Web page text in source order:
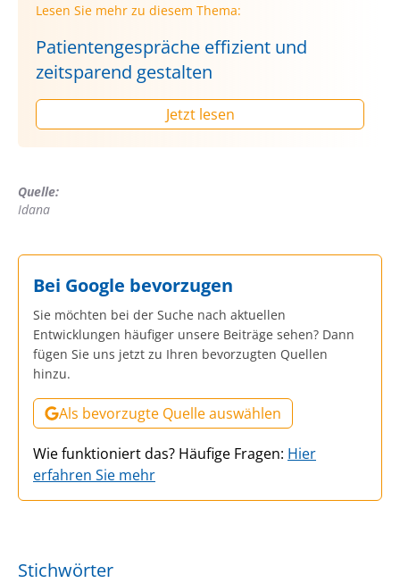
Lesen Sie mehr zu diesem Thema:
Patientengespräche effizient und
zeitsparend gestalten
Jetzt lesen
Quelle:
Idana
Bei Google bevorzugen
Sie möchten bei der Suche nach aktuellen
Entwicklungen häufiger unsere Beiträge sehen? Dann
fügen Sie uns jetzt zu Ihren bevorzugten Quellen
hinzu.
Als bevorzugte Quelle auswählen
Wie funktioniert das? Häufige Fragen: Hier
erfahren Sie mehr
Stichwörter